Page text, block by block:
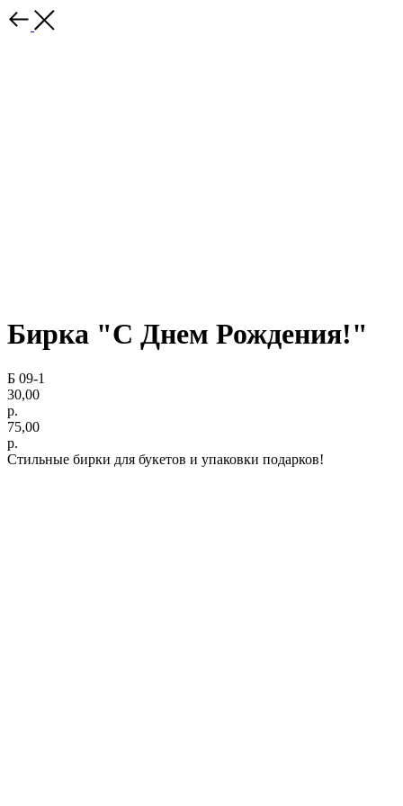
Бирка "С Днем Рождения!"
Б 09-1
30,00
р.
75,00
р.
Стильные бирки для букетов и упаковки подарков!